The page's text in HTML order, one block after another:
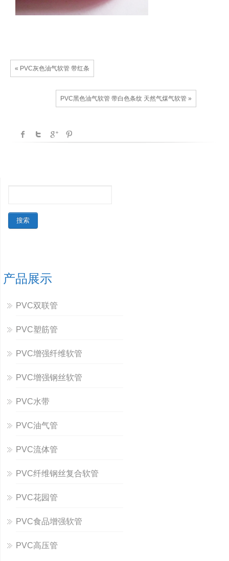
« PVC灰色油气软管 带红条
PVC黑色油气软管 带白色条纹 天然气煤气软管 »
产品展示
PVC双联管
PVC塑筋管
PVC增强纤维软管
PVC增强钢丝软管
PVC水带
PVC油气管
PVC流体管
PVC纤维钢丝复合软管
PVC花园管
PVC食品增强软管
PVC高压管